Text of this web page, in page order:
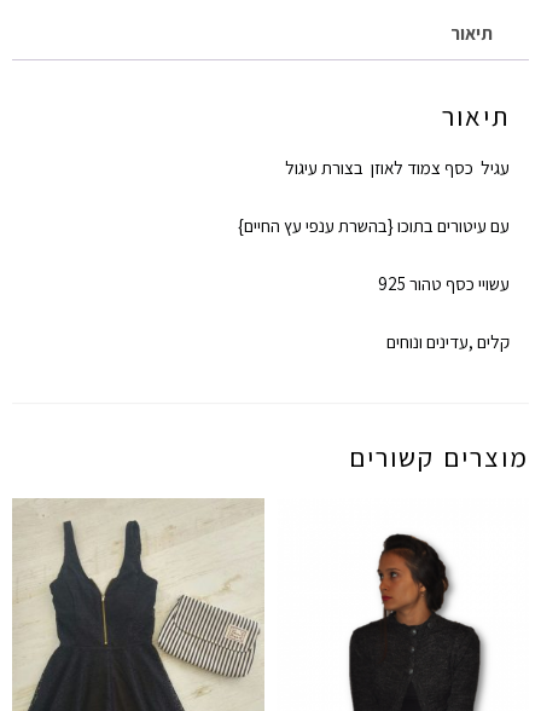
תיאור
תיאור
עגיל כסף צמוד לאוזן בצורת עיגול
עם עיטורים בתוכו {בהשרת ענפי עץ החיים}
עשויי כסף טהור 925
קלים ,עדינים ונוחים
מוצרים קשורים